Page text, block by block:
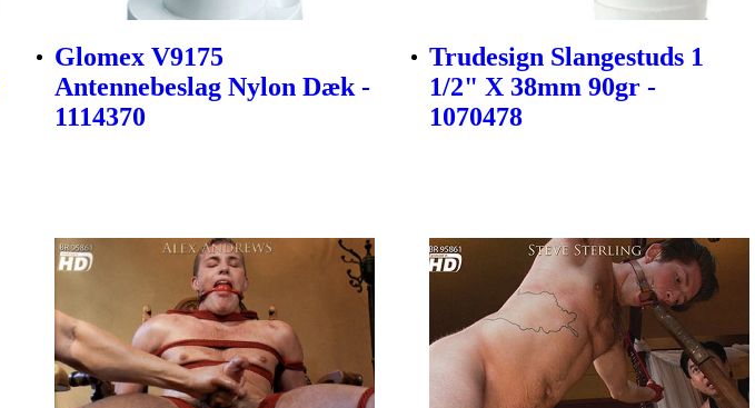
Glomex V9175
Antennebeslag Nylon Dæk -
1114370
Trudesign Slangestuds 1
1/2" X 38mm 90gr -
1070478